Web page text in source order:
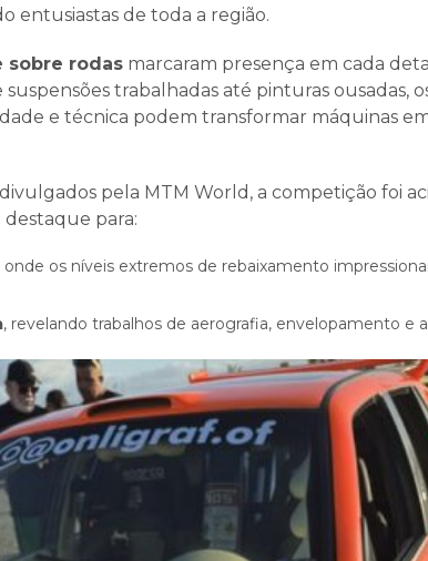
entusiastas de toda a região.
sobre rodas marcaram presença em cada
trabalhadas até pinturas ousadas,
e técnica podem transformar máquinas
pela MTM World, a competição foi
destaque para:
onde os níveis extremos de rebaixamento
, revelando trabalhos de aerografia, envelopamento e